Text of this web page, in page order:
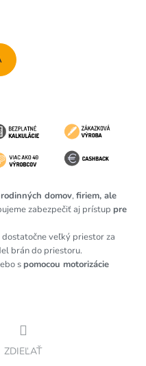
rodinných domov,firiem, ale
zabezpečiť aj prístup pre
veľký priestor za
brán do priestoru.
spomocou motorizácie
ZDIEĽAŤ